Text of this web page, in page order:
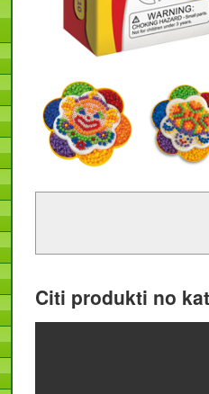
Citi produkti no